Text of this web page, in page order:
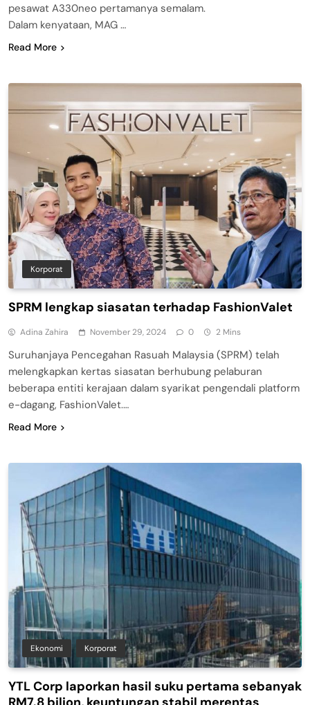
pesawat A330neo pertamanya semalam.
Dalam kenyataan, MAG …
Read More
Korporat
SPRM lengkap siasatan terhadap FashionValet
Adina Zahira November 29, 2024 0 2 Mins
Suruhanjaya Pencegahan Rasuah Malaysia (SPRM) telah
melengkapkan kertas siasatan berhubung pelaburan
beberapa entiti kerajaan dalam syarikat pengendali platform
e-dagang, FashionValet.…
Read More
Ekonomi Korporat
YTL Corp laporkan hasil suku pertama sebanyak